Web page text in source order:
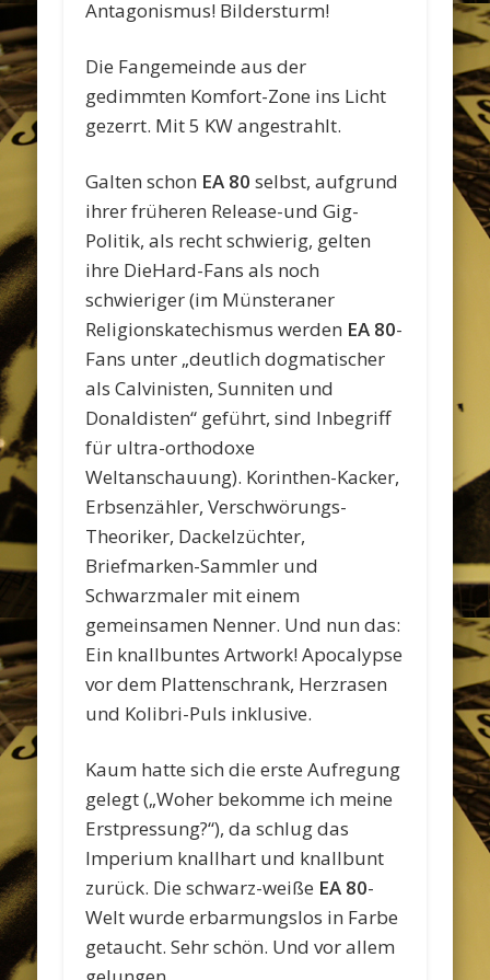
Antagonismus! Bildersturm!
Die Fangemeinde aus der
gedimmten Komfort-Zone ins Licht
gezerrt. Mit 5 KW angestrahlt.
Galten schon EA 80 selbst, aufgrund
ihrer früheren Release-und Gig-
Politik, als recht schwierig, gelten
ihre DieHard-Fans als noch
schwieriger (im Münsteraner
Religionskatechismus werden EA 80-
Fans unter „deutlich dogmatischer
als Calvinisten, Sunniten und
Donaldisten“ geführt, sind Inbegriff
für ultra-orthodoxe
Weltanschauung). Korinthen-Kacker,
Erbsenzähler, Verschwörungs-
Theoriker, Dackelzüchter,
Briefmarken-Sammler und
Schwarzmaler mit einem
gemeinsamen Nenner. Und nun das:
Ein knallbuntes Artwork! Apocalypse
vor dem Plattenschrank, Herzrasen
und Kolibri-Puls inklusive.
Kaum hatte sich die erste Aufregung
gelegt („Woher bekomme ich meine
Erstpressung?“), da schlug das
Imperium knallhart und knallbunt
zurück. Die schwarz-weiße EA 80-
Welt wurde erbarmungslos in Farbe
getaucht. Sehr schön. Und vor allem